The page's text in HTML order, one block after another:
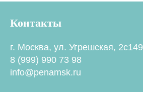
Контакты
г. Москва, ул. Угрешская, 2с149
8 (999) 990 73 98
info@penamsk.ru